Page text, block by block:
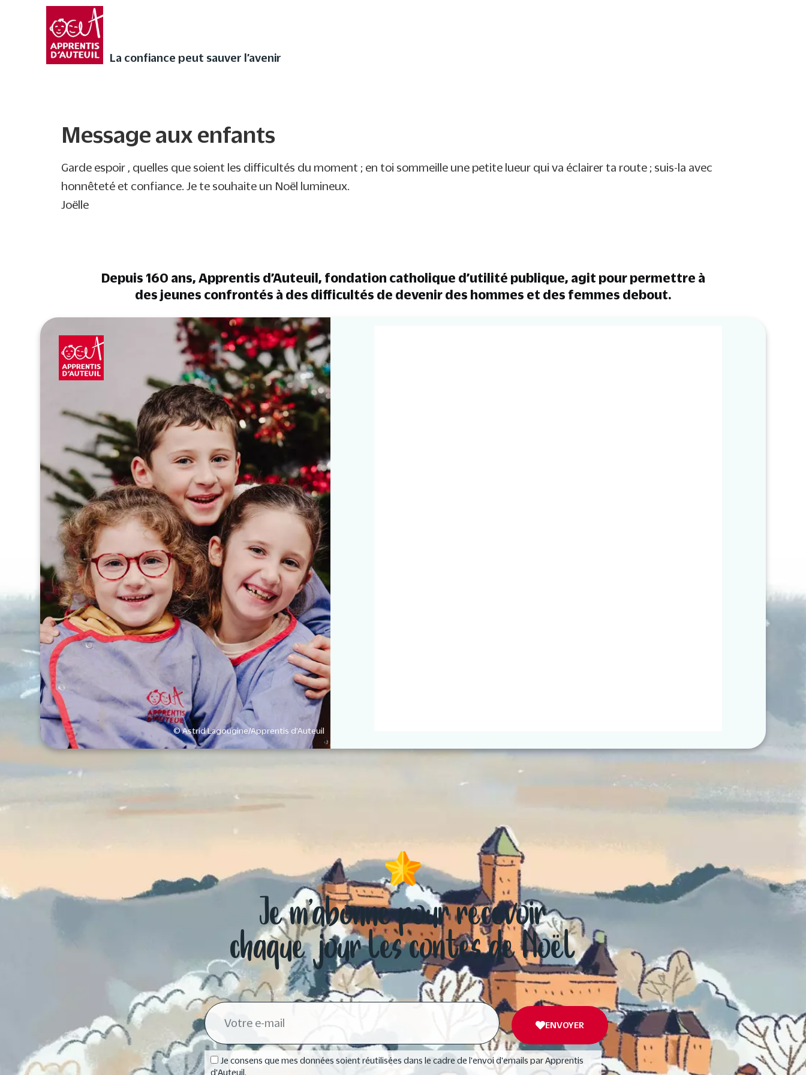
La confiance peut sauver l’avenir
Faites vivre l’Avent autrement à votre enfant avec nos 24 contes
audios de Noël ❄
Message aux enfants
Garde espoir , quelles que soient les difficultés du moment ; en toi sommeille une petite lueur qui va éclairer ta route ; suis-la avec
honnêteté et confiance. Je te souhaite un Noël lumineux.
Joëlle
Depuis 160 ans, Apprentis d’Auteuil, fondation catholique d’utilité publique, agit pour permettre à
des jeunes confrontés à des difficultés de devenir des hommes et des femmes debout.
© Astrid Lagougine/Apprentis d’Auteuil
Je m’abonne pour recevoir
chaque jour les contes de Noël
Je consens que mes données soient réutilisées dans le cadre de l'envoi d'emails par Apprentis
d'Auteuil.
ENVOYER